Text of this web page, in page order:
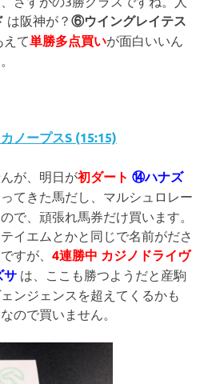
は阪神が？ ⑥ウイングレイテス
て単勝多点買いが面白いいん
ノープスS (15:15)
が、明日が初ダート ⑭ハナズ
ってきた馬だし、マルシュロレー
で、頑張れ馬券だけ買います。
イエムとかと同じで名前がださ
すが、 4連勝中 カジノドライヴ
サ は、ここも勝つようだと産駒
ンジェンスを超えてくるかも
ので買いません。